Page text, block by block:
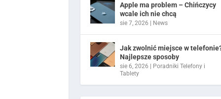
Apple ma problem – Chińczycy
wcale ich nie chcą
sie 7, 2026 | News
Jak zwolnić miejsce w
Najlepsze sposoby
sie 6, 2026 | Poradniki Telefony i
Tablety